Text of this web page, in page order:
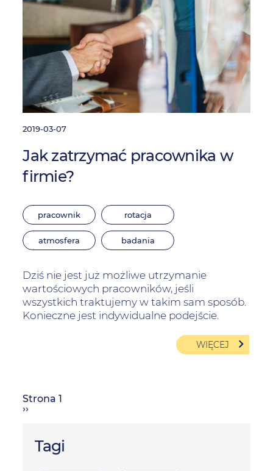
Tagi
2019-03-07
Jak zatrzymać pracownika w
firmie?
pracownik rotacja
atmosfera badania
Dziś nie jest już możliwe utrzymanie
wartościowych pracowników, jeśli
wszystkich traktujemy w takim sam sposób.
Konieczne jest indywidualne podejście.
WIĘCEJ
Stronicowanie
Strona 1
Następna
››